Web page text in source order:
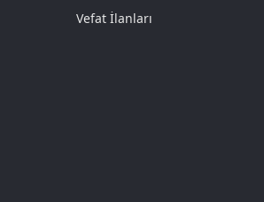
Vefat İlanları